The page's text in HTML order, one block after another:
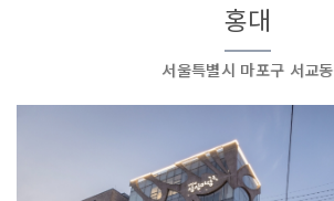
홍대
서울특별시 마포구 서교동